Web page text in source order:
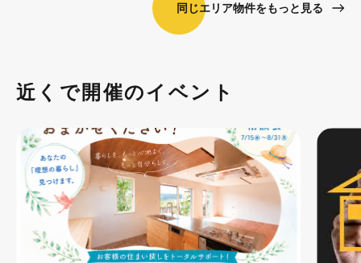
同じエリア物件をもっと見る
近くで開催のイベント